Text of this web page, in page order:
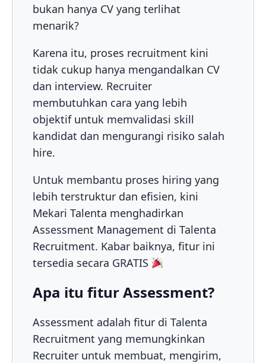
bukan hanya CV yang terlihat
menarik?
Karena itu, proses recruitment kini
tidak cukup hanya mengandalkan CV
dan interview. Recruiter
membutuhkan cara yang lebih
objektif untuk memvalidasi skill
kandidat dan mengurangi risiko salah
hire.
Untuk membantu proses hiring yang
lebih terstruktur dan efisien, kini
Mekari Talenta menghadirkan
Assessment Management di Talenta
Recruitment. Kabar baiknya, fitur ini
tersedia secara GRATIS
Apa itu fitur Assessment?
Assessment adalah fitur di Talenta
Recruitment yang memungkinkan
Recruiter untuk membuat, mengirim,